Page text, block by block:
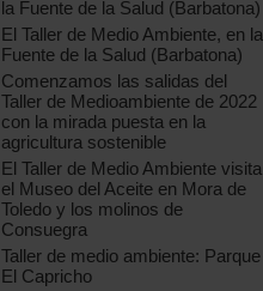
la Fuente de la Salud (Barbatona)
El Taller de Medio Ambiente, en la
Fuente de la Salud (Barbatona)
Comenzamos las salidas del
Taller de Medioambiente de 2022
con la mirada puesta en la
agricultura sostenible
El Taller de Medio Ambiente visita
el Museo del Aceite en Mora de
Toledo y los molinos de
Consuegra
Taller de medio ambiente: Parque
El Capricho